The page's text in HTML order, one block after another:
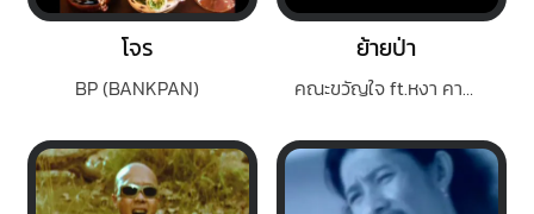
โจร
BP (BANKPAN)
ย้ายป่า
คณะขวัญใจ ft.หงา คาราวาน